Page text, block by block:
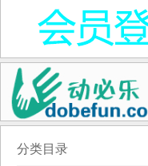
分类目录